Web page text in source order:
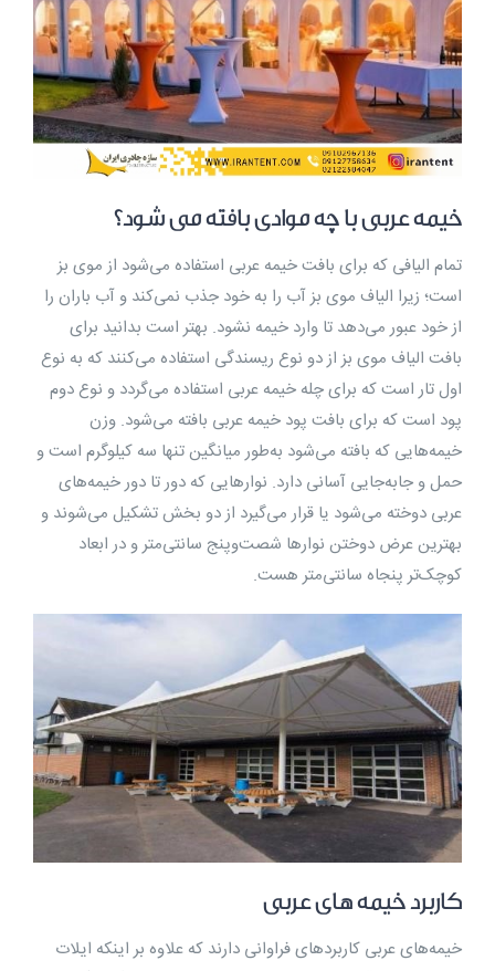
خیمه عربی با چه موادی بافته می ‌شود؟
تمام الیافی که برای بافت خیمه عربی استفاده می‌شود از موی بز
است؛ زیرا الیاف موی بز آب را به خود جذب نمی‌کند و آب باران را
از خود عبور می‌دهد تا وارد خیمه نشود. بهتر است بدانید برای
بافت الیاف موی بز از دو نوع ریسندگی استفاده می‌کنند که به نوع
اول تار است که برای چله خیمه عربی استفاده می‌گردد و نوع دوم
پود است که برای بافت پود خیمه عربی بافته می‌شود. وزن
خیمه‌هایی که بافته می‌شود به‌طور میانگین تنها سه کیلوگرم است و
حمل و جابه‌جایی آسانی دارد. نوارهایی که دور تا دور خیمه‌های
عربی دوخته می‌شود یا قرار می‌گیرد از دو بخش تشکیل می‌شوند و
بهترین عرض دوختن نوارها شصت‌وپنج سانتی‌متر و در ابعاد
کوچک‌تر پنجاه سانتی‌متر هست.
کاربرد خیمه ‌های عربی
خیمه‌های عربی کاربردهای فراوانی دارند که علاوه بر اینکه ایلات